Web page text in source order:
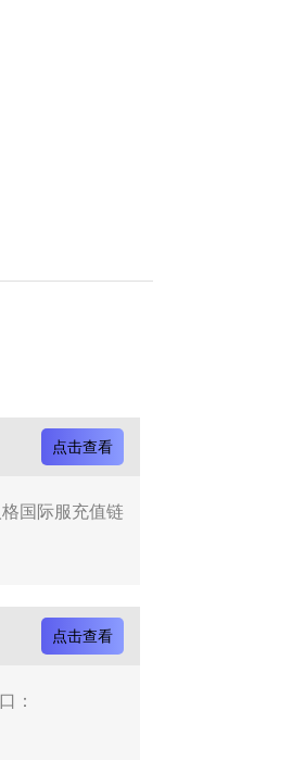
点击查看
国际服充值链
点击查看
：